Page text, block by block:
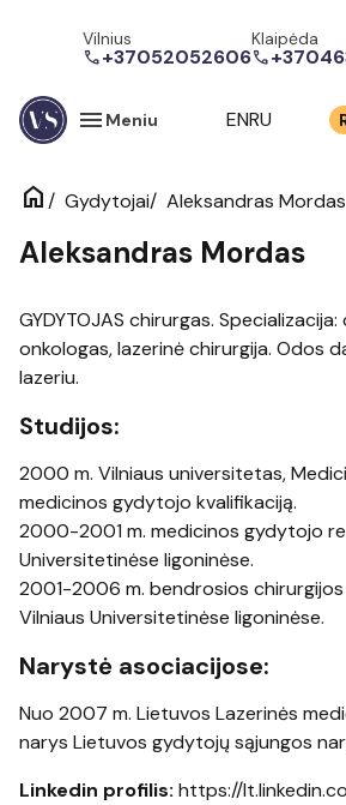
Vilnius
call+37052052606
Klaipėda
call
menu Meniu ENRU
home/ Gydytojai/ Aleksandras Mordas
Aleksandras Mordas
GYDYTOJAS chirurgas.
onkologas, lazerinė chirurgija. Odos
lazeriu.
Studijos:
2000 m. Vilniaus universitetas,
medicinos gydytojo kvalifikaciją.
2000-2001 m. medicinos gydytojo
Universitetinėse ligoninėse.
2001-2006 m. bendrosios
Vilniaus Universitetinėse ligoninėse.
Narystė asociacijose:
Nuo 2007 m. Lietuvos Lazerinės
narys Lietuvos gydytojų sąjungos
Linkedin profilis: https://